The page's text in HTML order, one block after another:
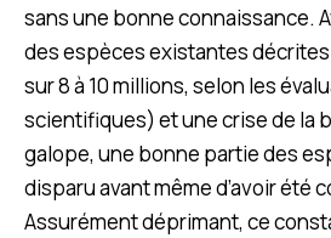
sans une bonne connaissance.
des espèces existantes
sur 8 à 10 millions, selon les
scientifiques) et une crise de la
galope, une bonne partie des
disparu avant même d’avoir été
Assurément déprimant, ce